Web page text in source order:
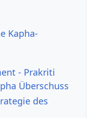
Kapha-
- Prakriti
Überschuss
des